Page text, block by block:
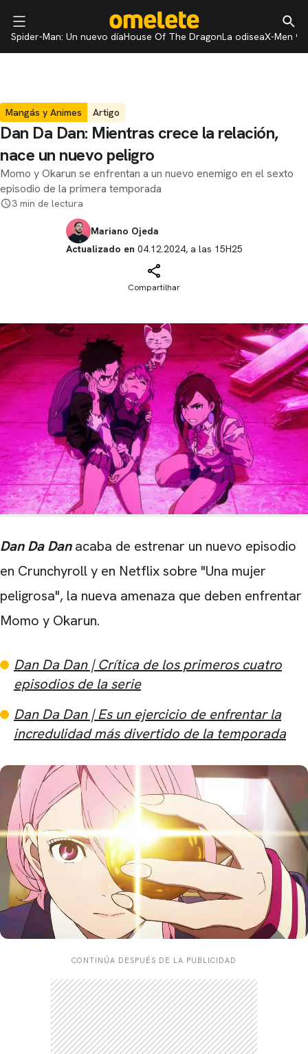
Spider-Man: Un nuevo díaHouse Of The DragonLa odiseaX-Men 97
Mangás y Animes Artigo
Dan Da Dan: Mientras crece la relación,
nace un nuevo peligro
Momo y Okarun se enfrentan a un nuevo enemigo en el sexto
episodio de la primera temporada
3 min de lectura
Mariano Ojeda
Actualizado en 04.12.2024, a las 15H25
Compartilhar
Dan Da Danacaba de estrenar un nuevo episodio
en Crunchyroll y en Netflix sobre "Una mujer
peligrosa", la nueva amenaza que deben enfrentar
Momo y Okarun.
Dan Da Dan | Crítica de los primeros cuatro
episodios de la serie
Dan Da Dan | Es un ejercicio de enfrentar la
incredulidad más divertido de la temporada
CONTINÚA DESPUÉS DE LA PUBLICIDAD